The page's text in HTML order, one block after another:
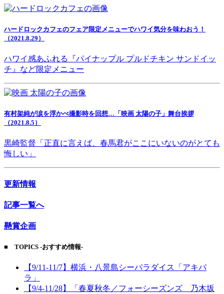
ハードロックカフェのフェア限定メニューでハワイ気分を味わおう！
（2021.8.29）
ハワイ感あふれる『パイナップル プルドチキン サンドイッ
チ』など限定メニュー
有村架純が涙を浮かべ撮影時を回想…「映画 太陽の子」舞台挨拶
（2021.8.5）
黒崎監督「正直に言えば、春馬君がここにいないのがとても
悔しい」
更新情報
記事一覧へ
懸賞企画
■ TOPICS -おすすめ情報-
【9/11-11/7】横浜・八景島シーパラダイス「アキパ
ラ」
【9/4-11/28】「春夏秋冬／フォーシーズンズ 乃木坂